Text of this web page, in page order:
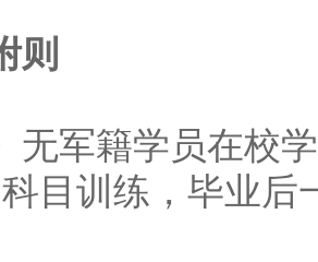
则
无军籍学员在校
目训练，毕业后